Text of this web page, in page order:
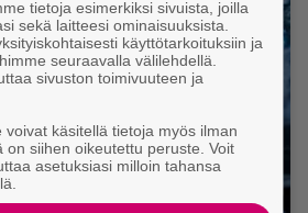
tietoja esimerkiksi sivuista, joilla
sekä laitteesi ominaisuuksista.
käyttötarkoituksiin ja
seuraavalla välilehdellä.
sivuston toimivuuteen ja
käsitellä tietoja myös ilman
on siihen oikeutettu peruste. Voit
asetuksiasi milloin tahansa